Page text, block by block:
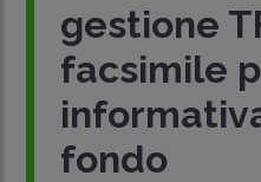
gestione
facsimile
fondo